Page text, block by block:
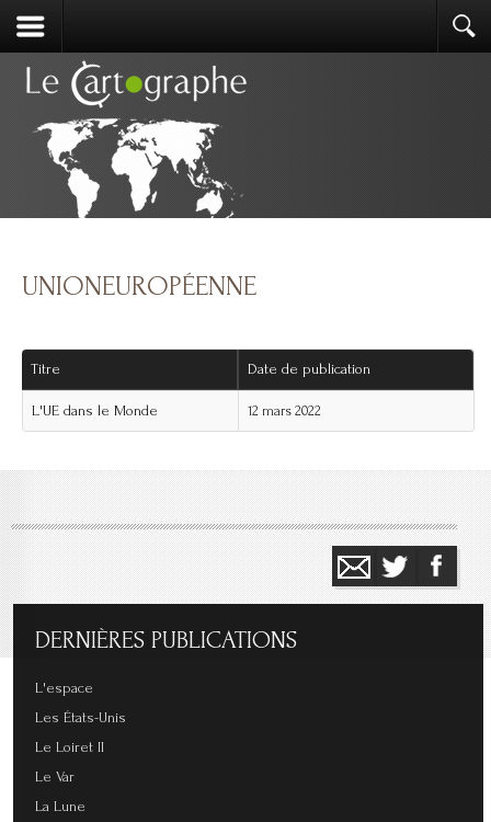
UNIONEUROPÉENNE
Titre Date de publication
L'UE dans le Monde 12 mars 2022
DERNIÈRES PUBLICATIONS
L'espace
Les États-Unis
Le Loiret II
Le Var
La Lune